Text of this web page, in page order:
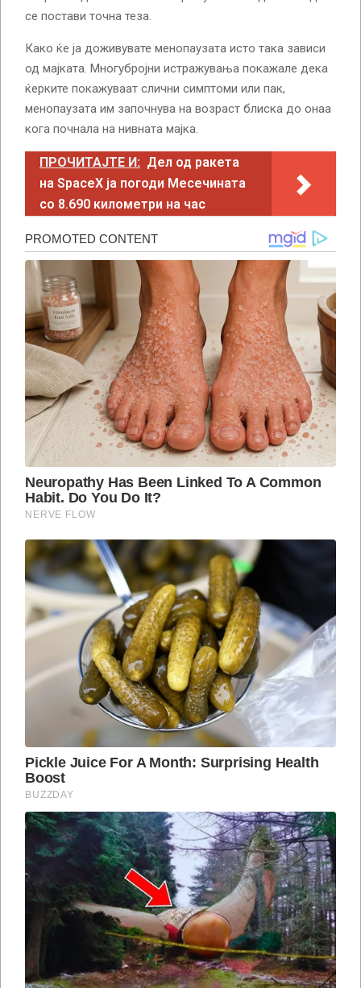
се постави точна теза.
Како ќе ја доживувате менопаузата исто така зависи
од мајката. Многубројни истражувања покажале дека
ќерките покажуваат слични симптоми или пак,
менопаузата им започнува на возраст блиска до онаа
кога почнала на нивната мајка.
ПРОЧИТАЈТЕ И: Дел од ракета
на SpaceX ја погоди Месечината
со 8.690 километри на час